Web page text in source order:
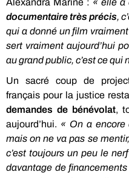
Alexandra Mariné : « elle a
documentaire très précis,
qui a donné un film
sert vraiment aujourd’hui
au grand public, c’est ce qui
Un sacré coup de
français pour la justice
demandes de bénévolat,
aujourd’hui. « On a encore
mais on ne va pas se mentir,
c’est toujours un peu le
davantage de